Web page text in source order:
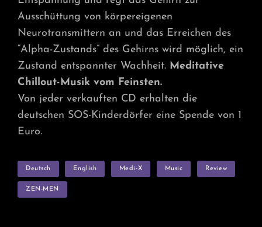
Ausschüttung von körpereigenen
Neurotransmittern an und das Erreichen des
“Alpha-Zustands” des Gehirns wird möglich, ein
Zustand entspannter Wachheit. Meditative
Chillout-Musik vom Feinsten.
Von jeder verkauften CD erhalten die
deutschen SOS-Kinderdörfer eine Spende von 1
Euro.
TAGS
Deutsch English Medi-X Music Review
ZEN-MEN